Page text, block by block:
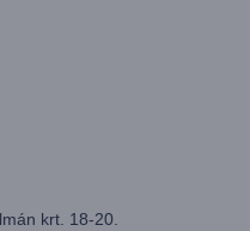
krt. 18-20.